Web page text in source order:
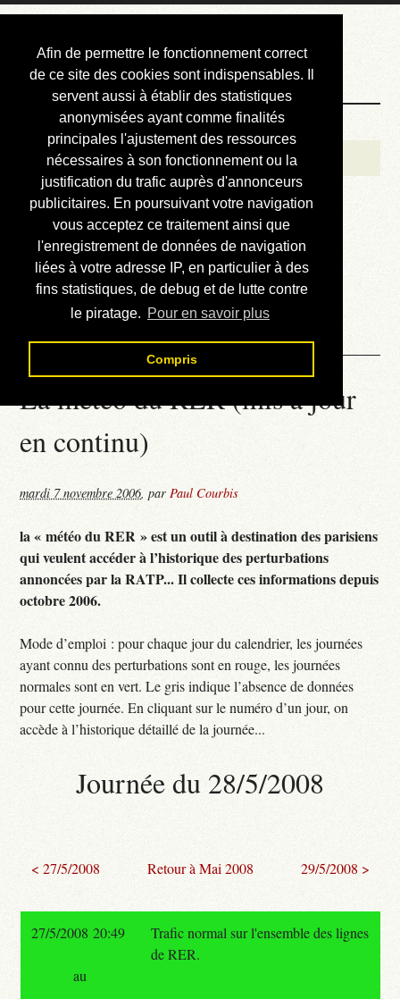
Afin de permettre le fonctionnement correct
de ce site des cookies sont indispensables. Il
servent aussi à établir des statistiques
anonymisées ayant comme finalités
principales l'ajustement des ressources
nécessaires à son fonctionnement ou la
justification du trafic auprès d'annonceurs
publicitaires. En poursuivant votre navigation
vous acceptez ce traitement ainsi que
l'enregistrement de données de navigation
liées à votre adresse IP, en particulier à des
fins statistiques, de debug et de lutte contre
le piratage. Pour en savoir plus
Compris
Courbis, « LE »
Blog Officiel
Bienvenue
Réalisations
Divers (et d’été)
Annonces
Liens externes
Téléchargement
Contact
La météo du RER (mis à jour
en continu)
mardi 7 novembre 2006,parPaul Courbis
la « météo du RER » est un outil à destination des parisiens
qui veulent accéder à l’historique des perturbations
annoncées par la RATP... Il collecte ces informations depuis
octobre 2006.
Mode d’emploi : pour chaque jour du calendrier, les journées
ayant connu des perturbations sont en rouge, les journées
normales sont en vert. Le gris indique l’absence de données
pour cette journée. En cliquant sur le numéro d’un jour, on
accède à l’historique détaillé de la journée...
Journée du 28/5/2008
< 27/5/2008 Retour à Mai 2008 29/5/2008 >
27/5/2008 20:49
Trafic normal sur l'ensemble des lignes
de RER.
au